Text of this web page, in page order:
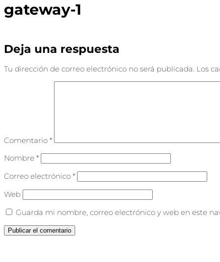
gateway-1
Deja una respuesta
Tu dirección de correo electrónico no será publicada. Los
Comentario *
Nombre *
Correo electrónico *
Web
Guarda mi nombre, correo electrónico y web en este